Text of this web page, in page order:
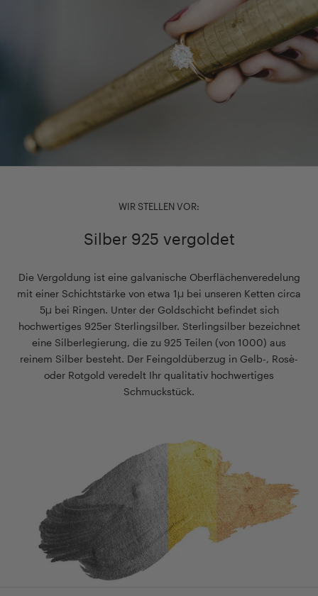
WIR STELLEN VOR:
Silber 925 vergoldet
Die Vergoldung ist eine galvanische Oberflächenveredelung
mit einer Schichtstärke von etwa 1µ bei unseren Ketten circa
5µ bei Ringen. Unter der Goldschicht befindet sich
hochwertiges 925er Sterlingsilber. Sterlingsilber bezeichnet
eine Silberlegierung, die zu 925 Teilen (von 1000) aus
reinem Silber besteht. Der Feingoldüberzug in Gelb-, Rosè-
oder Rotgold veredelt Ihr qualitativ hochwertiges
Schmuckstück.